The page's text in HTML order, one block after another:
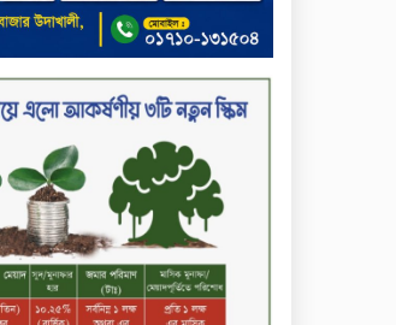
সপ্তাহের শেষ কার্যদিবসে
দরপতনের শীর্ষে সেনা ইন্স্যুরেন্স
সপ্তাহের শেষ কার্যদিবসে দরবৃদ্ধির
শীর্ষে নিটল ইন্স্যুরেন্স
সিলেটের ওসমানীনগরে দুই বাসের
মুখোমুখি সংঘর্ষে ৮ জন নিহত